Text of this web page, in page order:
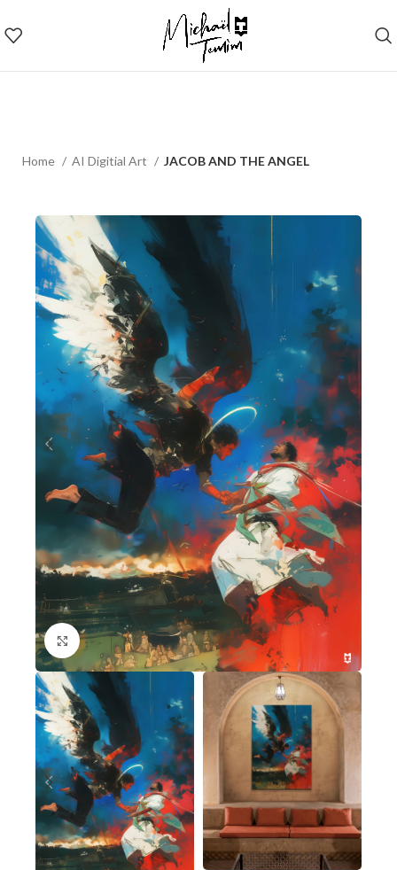
Home AI Digitial Art JACOB AND THE ANGEL
Cliquez pour agrandir